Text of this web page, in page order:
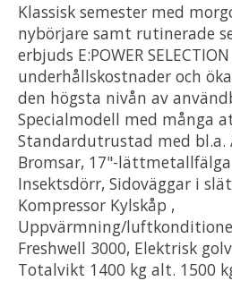
Klassisk semester med
nybörjare samt rutinerade
erbjuds E:POWER
underhållskostnader och
den högsta nivån av
Specialmodell med många
Standardutrustad med bl.a.
Bromsar, 17"-
Insektsdörr, Sidoväggar i
Kompressor Kylskåp ,
Uppvärmning/
Freshwell 3000, Elektrisk
Totalvikt 1400 kg alt. 1500